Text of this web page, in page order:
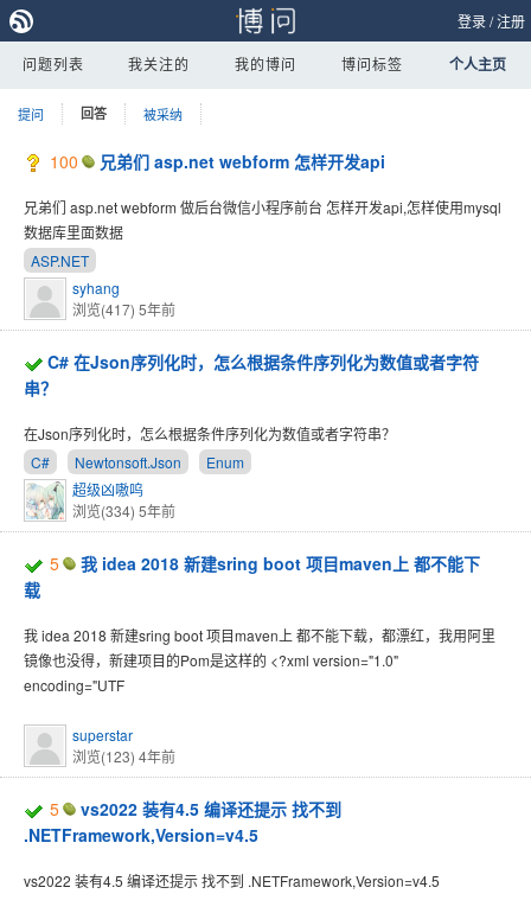
登录/注册
问题列表 我关注的 我的博问 博问标签 个人主页
提问 回答 被采纳
100 兄弟们 asp.net webform 怎样开发api
兄弟们 asp.net webform 做后台微信小程序前台 怎样开发api,怎样使用mysql
数据库里面数据
ASP.NET
syhang
浏览(417) 5年前
C# 在Json序列化时，怎么根据条件序列化为数值或者字符
串？
在Json序列化时，怎么根据条件序列化为数值或者字符串？
C#
Newtonsoft.Json
Enum
超级凶嗷呜
浏览(334) 5年前
5
我 idea 2018 新建sring boot 项目maven上 都不能下
载
我 idea 2018 新建sring boot 项目maven上 都不能下载，都漂红，我用阿里
镜像也没得，新建项目的Pom是这样的 <?xml version="1.0"
encoding="UTF
superstar
浏览(123) 4年前
5
vs2022 装有4.5 编译还提示 找不到
.NETFramework,Version=v4.5
vs2022 装有4.5 编译还提示 找不到 .NETFramework,Version=v4.5